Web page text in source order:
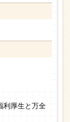
利厚生と万全